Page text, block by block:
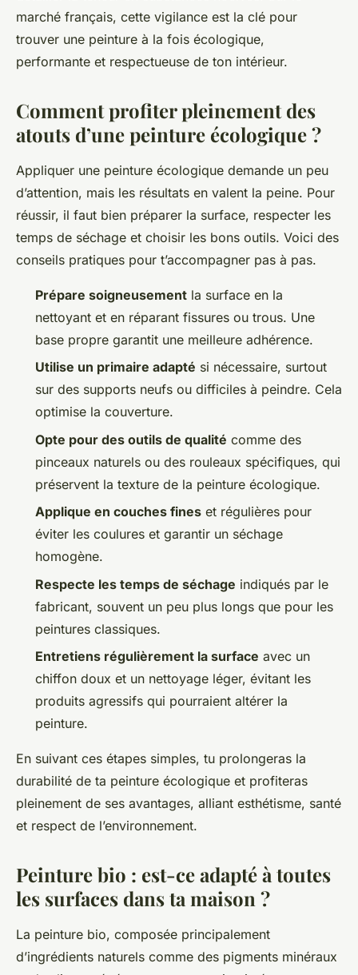
marché français, cette vigilance est la clé pour
trouver une peinture à la fois écologique,
performante et respectueuse de ton intérieur.
Comment profiter pleinement des
atouts d’une peinture écologique ?
Appliquer une peinture écologique demande un peu
d’attention, mais les résultats en valent la peine. Pour
réussir, il faut bien préparer la surface, respecter les
temps de séchage et choisir les bons outils. Voici des
conseils pratiques pour t’accompagner pas à pas.
Prépare soigneusement la surface en la
nettoyant et en réparant fissures ou trous. Une
base propre garantit une meilleure adhérence.
Utilise un primaire adapté si nécessaire, surtout
sur des supports neufs ou difficiles à peindre. Cela
optimise la couverture.
Opte pour des outils de qualité comme des
pinceaux naturels ou des rouleaux spécifiques, qui
préservent la texture de la peinture écologique.
Applique en couches fines et régulières pour
éviter les coulures et garantir un séchage
homogène.
Respecte les temps de séchage indiqués par le
fabricant, souvent un peu plus longs que pour les
peintures classiques.
Entretiens régulièrement la surface avec un
chiffon doux et un nettoyage léger, évitant les
produits agressifs qui pourraient altérer la
peinture.
En suivant ces étapes simples, tu prolongeras la
durabilité de ta peinture écologique et profiteras
pleinement de ses avantages, alliant esthétisme, santé
et respect de l’environnement.
Peinture bio : est-ce adapté à toutes
les surfaces dans ta maison ?
La peinture bio, composée principalement
d’ingrédients naturels comme des pigments minéraux